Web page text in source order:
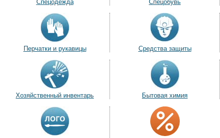
Спецодежда Спецобувь
Перчатки и рукавицы Средства защиты
Хозяйственный инвентарь Бытовая химия